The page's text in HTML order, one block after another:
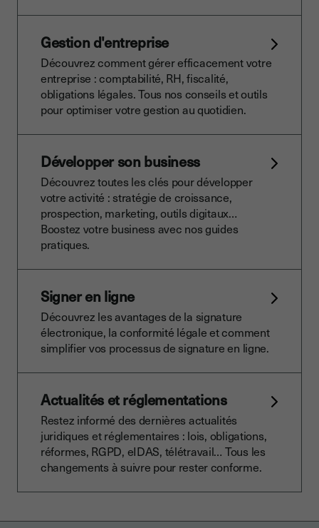
Gestion d'entreprise
Découvrez comment gérer efficacement votre
entreprise : comptabilité, RH, fiscalité,
obligations légales. Tous nos conseils et outils
pour optimiser votre gestion au quotidien.
Développer son business
Découvrez toutes les clés pour développer
votre activité : stratégie de croissance,
prospection, marketing, outils digitaux…
Boostez votre business avec nos guides
pratiques.
Signer en ligne
Découvrez les avantages de la signature
électronique, la conformité légale et comment
simplifier vos processus de signature en ligne.
Actualités et réglementations
Restez informé des dernières actualités
juridiques et réglementaires : lois, obligations,
réformes, RGPD, eIDAS, télétravail… Tous les
changements à suivre pour rester conforme.